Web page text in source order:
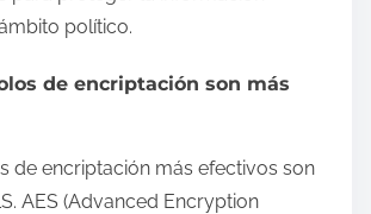
político.
de encriptación son más
de encriptación más efectivos son
AES (Advanced Encryption